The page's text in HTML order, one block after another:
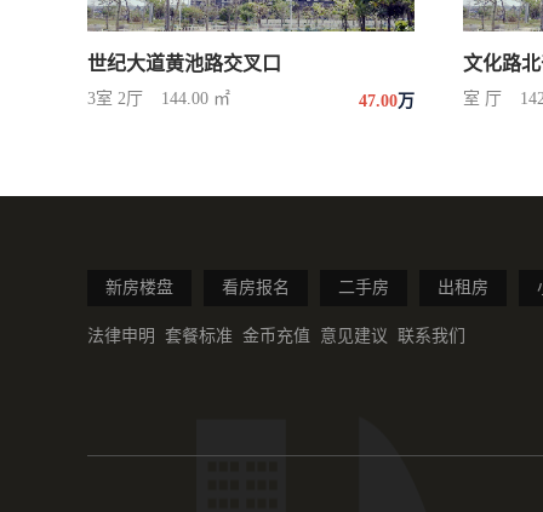
世纪大道黄池路交叉口
3室 2厅 144.00 ㎡ 47.00万
文化路
室 厅
新房楼盘 看房报名 二手房 出租房
法律申明 套餐标准 金币充值 意见建议 联系我们